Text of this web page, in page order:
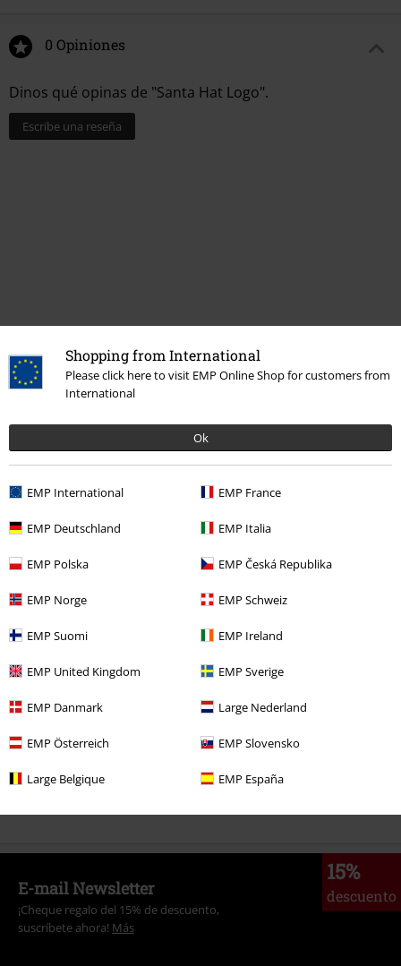
Shopping from International
Please click here to visit EMP Online Shop for customers from
International
Ok
EMP International EMP France
EMP Deutschland EMP Italia
EMP Polska EMP Česká Republika
EMP Norge EMP Schweiz
EMP Suomi EMP Ireland
EMP United Kingdom EMP Sverige
EMP Danmark Large Nederland
EMP Österreich EMP Slovensko
Large Belgique EMP España
0 Opiniones
Dinos qué opinas de "Santa Hat Logo".
Escribe una reseña
Última visita
PVPR24,99 €
Más categorías. Más opciones
15%
descuento
E-mail Newsletter
¡Cheque regalo del 15% de descuento,
suscríbete ahora! Más